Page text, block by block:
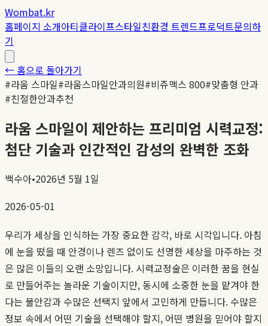
Wombat.kr
홈페이지 소개아티클라이프스타일친환경 트렌드프로덕트문의하
기
← 홈으로 돌아가기
#라움 스마일#라움스마일안과의원#비쥬맥스 800#맞춤형 안과
#친절한안과추천
라움 스마일이 제안하는 프리미엄 시력교정:
첨단 기술과 인간적인 감성의 완벽한 조화
백수아•2026년 5월 1일
2026-05-01
우리가 세상을 인식하는 가장 중요한 감각, 바로 시각입니다. 아침
에 눈을 떴을 때 안경이나 렌즈 없이도 선명한 세상을 마주하는 것
은 많은 이들의 오랜 소망입니다. 시력교정술은 이러한 꿈을 현실
로 만들어주는 놀라운 기술이지만, 동시에 소중한 눈을 맡겨야 한
다는 불안감과 수많은 선택지 앞에서 고민하게 만듭니다. 수많은
정보 속에서 어떤 기술을 선택해야 할지, 어떤 병원을 믿어야 할지